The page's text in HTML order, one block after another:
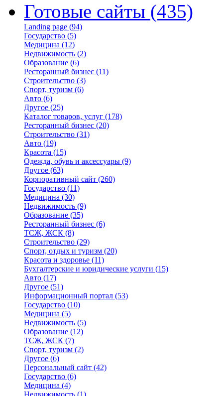
Готовые сайты (435)
Landing page (94)
Государство (5)
Медицина (12)
Недвижимость (2)
Образование (6)
Ресторанный бизнес (11)
Строительство (3)
Спорт, туризм (6)
Авто (6)
Другое (25)
Каталог товаров, услуг (178)
Ресторанный бизнес (20)
Строительство (31)
Авто (19)
Красота (15)
Одежда, обувь и аксессуары (9)
Другое (63)
Корпоративный сайт (260)
Государство (11)
Медицина (30)
Недвижимость (9)
Образование (35)
Ресторанный бизнес (6)
ТСЖ, ЖСК (8)
Строительство (29)
Спорт, отдых и туризм (20)
Красота и здоровье (11)
Бухгалтерские и юридические услуги (15)
Авто (17)
Другое (51)
Информационный портал (53)
Государство (10)
Медицина (5)
Недвижимость (5)
Образование (12)
ТСЖ, ЖСК (7)
Спорт, туризм (2)
Другое (6)
Персональный сайт (42)
Государство (6)
Медицина (4)
Недвижимость (1)